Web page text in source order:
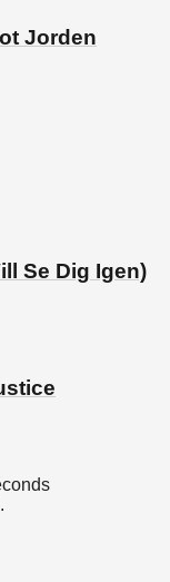
Jorden
Se Dig Igen)